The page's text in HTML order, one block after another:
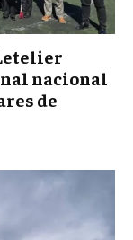
nacional
de